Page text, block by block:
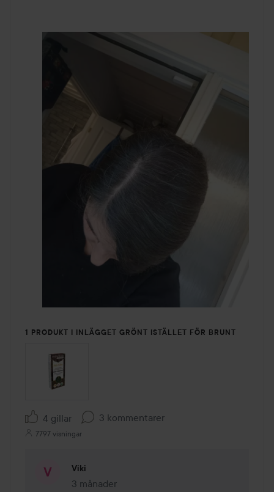
1 PRODUKT I INLÄGGET GRÖNT ISTÄLLET FÖR BRUNT
4 gillar 3 kommentarer
7797 visningar
Viki
3 månader
Kommentaren lades 3 månader